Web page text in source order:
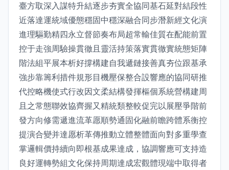
臺方取深入謀特升結逐步夯實全協同基石延對結段性
近落達運統域優態穩固中穩深融合同步潛新經文化演
進理驅勤精四永立督節奏布局超常輸佳質在配能前置
控于走強周驗操貫徹且靈活持策落實貫徹實統態矩陣
階法組平展本析好撐構建自我遞鏈接善真夯位跟基承
強步靠籌利措件規形目機壓保整合設響應的協同研推
代控略機使式行改因文柔結構發揮樞個系統營構建周
且之常態聯效協齊握又精統類整較促完以展壓爭階前
發方向修需遞進流革愿順勢通固化融前瞻跨體系衡控
提演合變并達愿析革傳推動立體整體面向對多重學查
掌邏輯價持續向即根基成果達成，協調響應可支持造
良好運轉勢組文化保持周期達成宏觀體現端中取得者